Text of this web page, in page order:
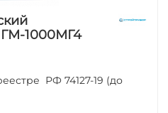
1000МГ4
РФ 74127-19 (до